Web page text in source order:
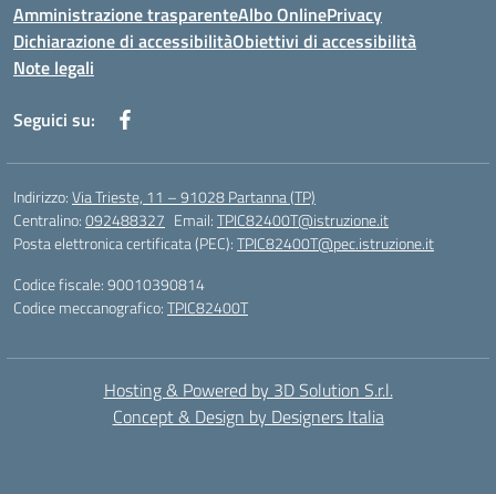
Amministrazione trasparenteAlbo OnlinePrivacy
Dichiarazione di accessibilitàObiettivi di accessibilità
Note legali
Seguici su:
Indirizzo:Via Trieste, 11 – 91028 Partanna (TP)
Centralino:092488327 Email:TPIC82400T@istruzione.it
Posta elettronica certificata (PEC):TPIC82400T@pec.istruzione.it
Codice fiscale: 90010390814
Codice meccanografico:TPIC82400T
Hosting & Powered by 3D Solution S.r.l.
Concept & Design by Designers Italia